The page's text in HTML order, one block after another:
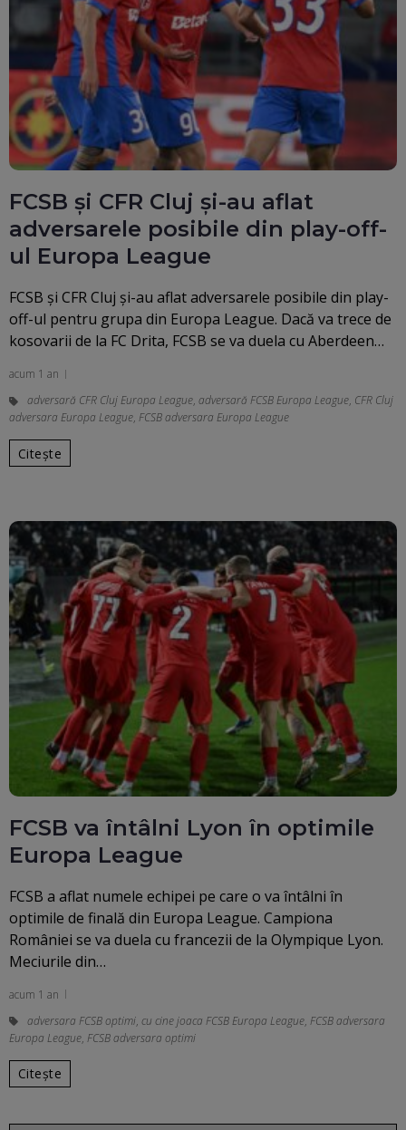
FCSB și CFR Cluj și-au aflat
adversarele posibile din play-off-
ul Europa League
FCSB și CFR Cluj și-au aflat adversarele posibile din play-
off-ul pentru grupa din Europa League. Dacă va trece de
kosovarii de la FC Drita, FCSB se va duela cu Aberdeen…
acum 1 an
adversară CFR Cluj Europa League, adversară FCSB Europa League, CFR Cluj
adversara Europa League, FCSB adversara Europa League
Citește
FCSB va întâlni Lyon în optimile
Europa League
FCSB a aflat numele echipei pe care o va întâlni în
optimile de finală din Europa League. Campiona
României se va duela cu francezii de la Olympique Lyon.
Meciurile din…
acum 1 an
adversara FCSB optimi, cu cine joaca FCSB Europa League, FCSB adversara
Europa League, FCSB adversara optimi
Citește